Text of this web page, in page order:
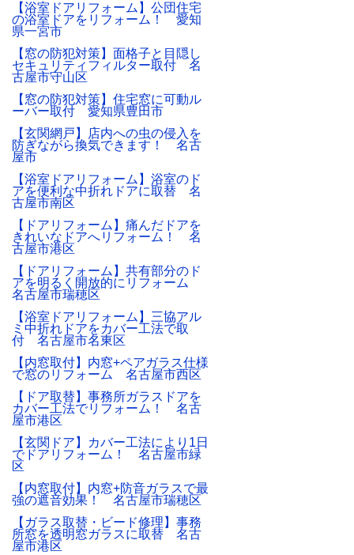
【浴室ドアリフォーム】公団住宅
の浴室ドアをリフォーム！ 愛知
県一宮市
【窓の防犯対策】面格子と目隠し
セキュリティフィルター取付 名
古屋市守山区
【窓の防犯対策】住宅窓に可動ル
ーバー取付 愛知県豊田市
【玄関網戸】店内への虫の侵入を
防ぎながら換気できます！ 名古
屋市
【浴室ドアリフォーム】浴室のド
アを便利な中折れドアに取替 名
古屋市南区
【ドアリフォーム】痛んだドアを
きれいなドアへリフォーム！ 名
古屋市港区
【ドアリフォーム】共有部分のド
アを明るく開放的にリフォーム
名古屋市瑞穂区
【浴室ドアリフォーム】三協アル
ミ中折れドアをカバー工法で取
付 名古屋市名東区
【内窓取付】内窓+ペアガラス仕様
で窓のリフォーム 名古屋市西区
【ドア取替】事務所ガラスドアを
カバー工法でリフォーム！ 名古
屋市港区
【玄関ドア】カバー工法により1日
でドアリフォーム！ 名古屋市緑
区
【内窓取付】内窓+防音ガラスで最
強の遮音効果！ 名古屋市瑞穂区
【ガラス取替・ビード修理】事務
所窓を透明窓ガラスに取替 名古
屋市港区